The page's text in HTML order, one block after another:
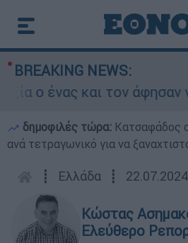
BREAKING NEWS:
και τον άφησαν νεκρό
δημοφιλές τώρα: Κατσαφάδος
ανά τετραγωνικό για να
┋ Ελλάδα ┋
Κώστας
Ελεύθερο